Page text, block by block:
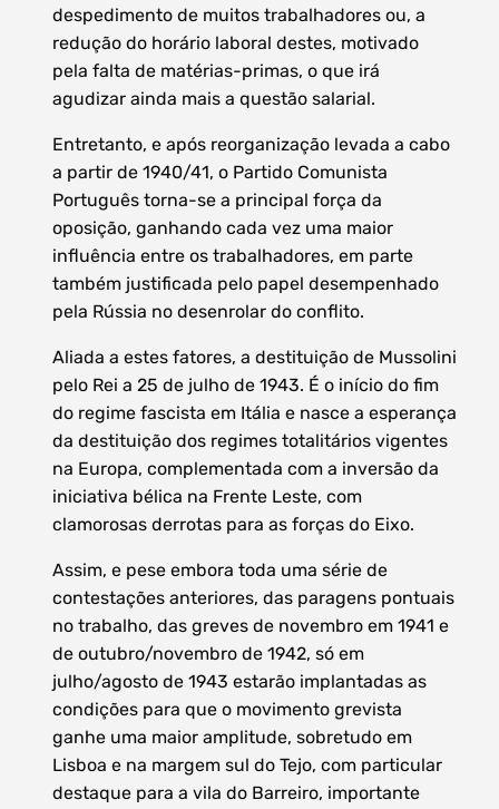
despedimento de muitos trabalhadores ou, a
redução do horário laboral destes, motivado
pela falta de matérias-primas, o que irá
agudizar ainda mais a questão salarial.
Entretanto, e após reorganização levada a cabo
a partir de 1940/41, o Partido Comunista
Português torna-se a principal força da
oposição, ganhando cada vez uma maior
influência entre os trabalhadores, em parte
também justificada pelo papel desempenhado
pela Rússia no desenrolar do conflito.
Aliada a estes fatores, a destituição de Mussolini
pelo Rei a 25 de julho de 1943. É o início do fim
do regime fascista em Itália e nasce a esperança
da destituição dos regimes totalitários vigentes
na Europa, complementada com a inversão da
iniciativa bélica na Frente Leste, com
clamorosas derrotas para as forças do Eixo.
Assim, e pese embora toda uma série de
contestações anteriores, das paragens pontuais
no trabalho, das greves de novembro em 1941 e
de outubro/novembro de 1942, só em
julho/agosto de 1943 estarão implantadas as
condições para que o movimento grevista
ganhe uma maior amplitude, sobretudo em
Lisboa e na margem sul do Tejo, com particular
destaque para a vila do Barreiro, importante